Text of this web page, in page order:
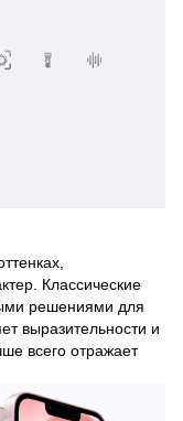
Классические
решениями для
выразительности и
всего отражает